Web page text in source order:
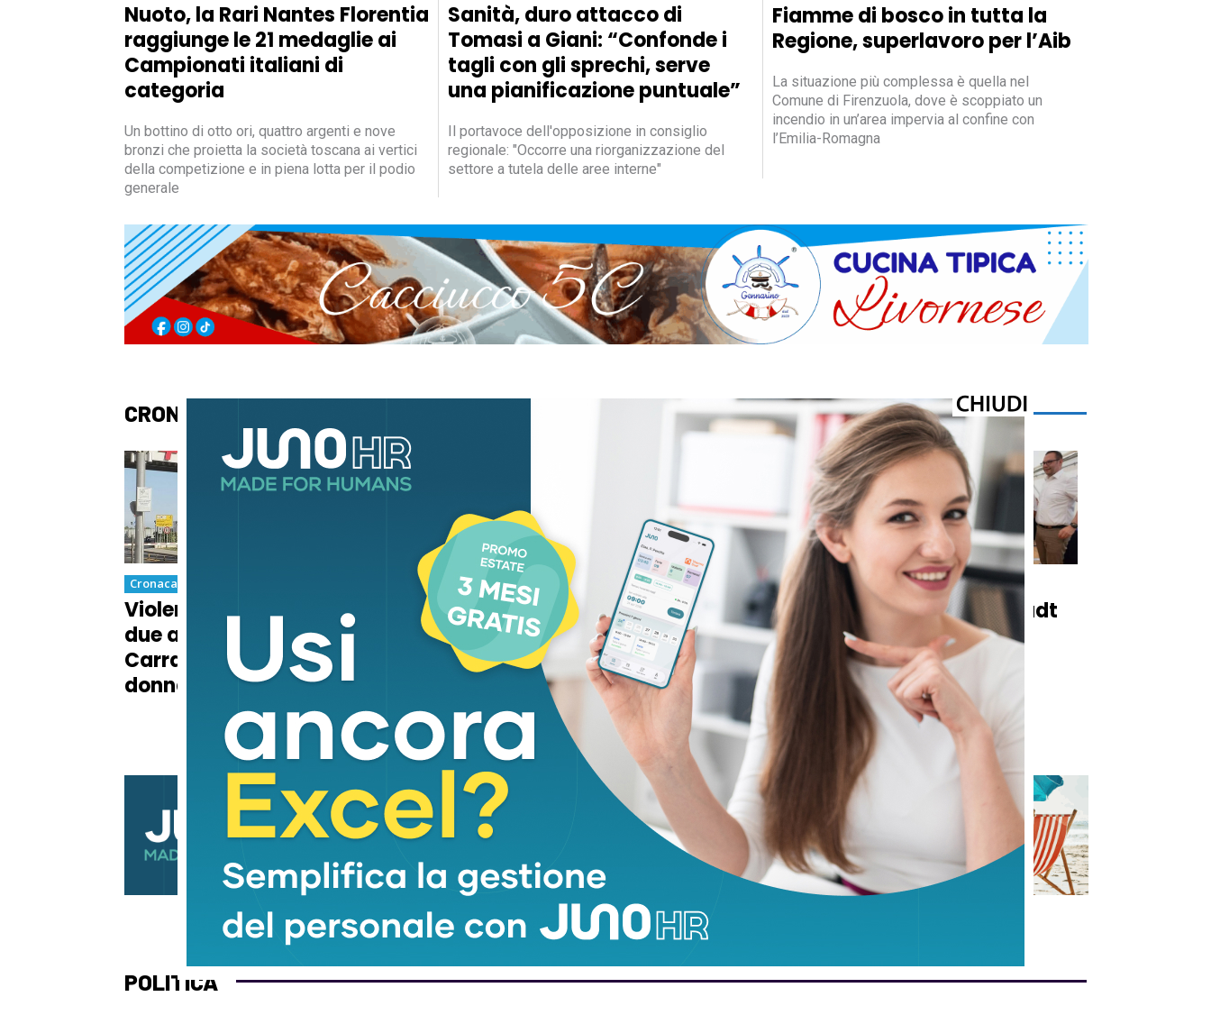
Nuoto, la Rari Nantes Florentia
raggiunge le 21 medaglie ai
Campionati italiani di
categoria
Un bottino di otto ori, quattro argenti e nove
bronzi che proietta la società toscana ai vertici
della competizione e in piena lotta per il podio
generale
Sanità, duro attacco di
Tomasi a Giani: “Confonde i
tagli con gli sprechi, serve
una pianificazione puntuale”
Il portavoce dell'opposizione in consiglio
regionale: "Occorre una riorganizzazione del
settore a tutela delle aree interne"
Fiamme di bosco in tutta la
Regione, superlavoro per l’Aib
La situazione più complessa è quella nel
Comune di Firenzuola, dove è scoppiato un
incendio in un’area impervia al confine con
l’Emilia-Romagna
CRONACA
Cronaca
Violento scontro fra
due auto nella notte a
Carrara: grave una
donna di 58 anni
Cronaca
Muore sul sentiero
davanti ai nipoti:
dramma a due passi
dal rifugio Nello Conti
Cronaca
Incidente mortale sul
lavoro a Carrara:
44enne schiacciato
da alcune lastre di
marmo
Cronaca
Carrara e Ingolstadt
rinnovano il
gemellaggio di 64
anni alla Carrara
Weinfest
POLITICA